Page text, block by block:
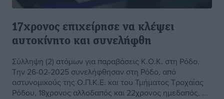
17χρονος επιχείρησε να κλέψει
αυτοκίνητο και συνελήφθη
Σύλληψη (2) ατόμων για παραβάσεις Κ.Ο.Κ. στη Ρόδο.
Την 26-02-2025 συνελήφθησαν στη Ρόδο, από
αστυνομικούς της Ο.Π.Κ.Ε. και του Τμήματος Τροχαίας
Ρόδου, 18χρονος αλλοδαπός και 22χρονος ημεδαπός, ...